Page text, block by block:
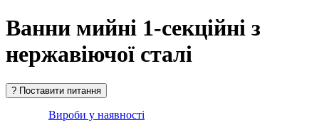
Ванни мийні 1-секційні з
нержавіючої сталі
Вироби у наявності